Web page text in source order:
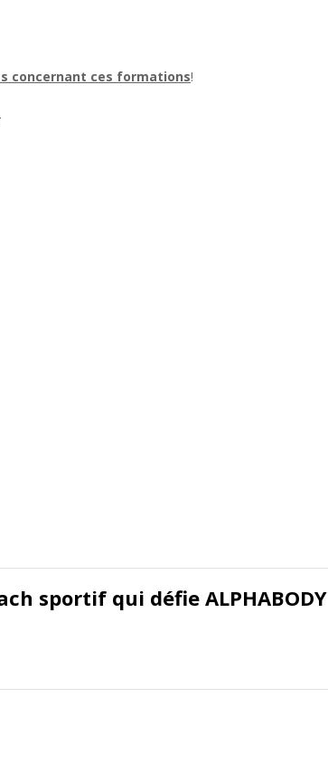
concernant ces formations!
sportif qui défie ALPHABODY